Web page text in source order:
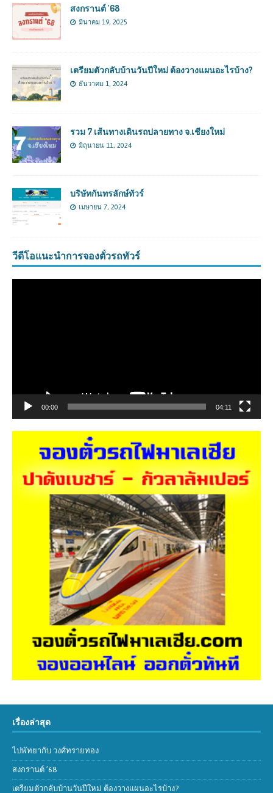
สงกรานต์ ’68
มีนาคม 19, 2025
เตรียมตัวกลับบ้านวันปีใหม่ ต้องวางแผนอะไรบ้าง?
ธันวาคม 1, 2024
รวม 7 เส้นทางเดินรถปลายทาง จ.เชียงใหม่
มิถุนายน 11, 2024
บริษัทกันทรลักษ์ทัวร์
เมษายน 7, 2024
วีดีโอแนะนำการจองตั๋วรถทัวร์
00:00 04:11
เรื่องล่าสุด
ไปพัทยากับ วงศ์ทรายทอง
สงกรานต์ ’68
เตรียมตัวกลับบ้านวันปีใหม่ ต้องวางแผนอะไรบ้าง?